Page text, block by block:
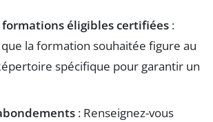
éligibles certifiées :
la formation souhaitée figure au
spécifique pour garantir un
: Renseignez-vous